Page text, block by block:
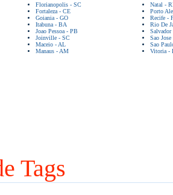
Florianopolis - SC
Fortaleza - CE
Goiania - GO
Itabuna - BA
Joao Pessoa - PB
Joinville - SC
Maceio - AL
Manaus - AM
Natal -
Porto
Recife -
Rio De
Sao
Sao
Vitoria -
Tags